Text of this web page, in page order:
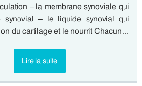
– la membrane synoviale qui
synovial – le liquide synovial qui
du cartilage et le nourrit Chacun…
Lire la suite